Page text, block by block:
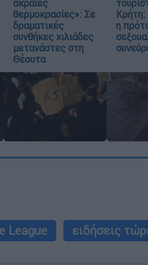
ακραίες
θερμοκρασίες»: Σε
δραματικές
συνθήκες χιλιάδες
μετανάστες στη
Θέουτα
Κρήτη:
η
League ειδήσεις